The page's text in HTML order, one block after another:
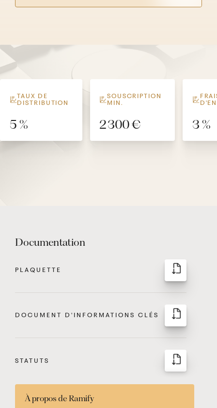
TAUX DE
DISTRIBUTION
5 %
SOUSCRIPTION
MIN.
2 300 € 3 %
Documentation
PLAQUETTE
DOCUMENT D'INFORMATIONS CLÉS
STATUTS
À propos de Ramify